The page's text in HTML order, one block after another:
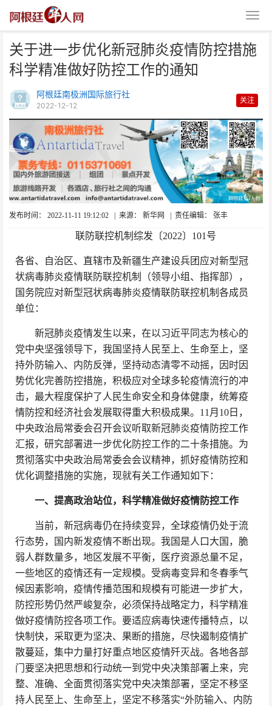
关于进一步优化新冠肺炎疫情防控措施
科学精准做好防控工作的通知
阿根廷南极洲国际旅行社
2022-12-12
关注
发布时间： 2022-11-11 19:12:02 来源： 新华网 责任编辑： 张丰
联防联控机制综发〔2022〕101号
各省、自治区、直辖市及新疆生产建设兵团应对新型冠
状病毒肺炎疫情联防联控机制（领导小组、指挥部），
国务院应对新型冠状病毒肺炎疫情联防联控机制各成员
单位：
新冠肺炎疫情发生以来，在以习近平同志为核心的
党中央坚强领导下，我国坚持人民至上、生命至上，坚
持外防输入、内防反弹，坚持动态清零不动摇，因时因
势优化完善防控措施，积极应对全球多轮疫情流行的冲
击，最大程度保护了人民生命安全和身体健康，统筹疫
情防控和经济社会发展取得重大积极成果。11月10日，
中央政治局常委会召开会议听取新冠肺炎疫情防控工作
汇报，研究部署进一步优化防控工作的二十条措施。为
贯彻落实中央政治局常委会会议精神，抓好疫情防控和
优化调整措施的实施，现就有关工作通知如下：
一、提高政治站位，科学精准做好疫情防控工作
当前，新冠病毒仍在持续变异，全球疫情仍处于流
行态势，国内新发疫情不断出现。我国是人口大国，脆
弱人群数量多，地区发展不平衡，医疗资源总量不足，
一些地区的疫情还有一定规模。受病毒变异和冬春季气
候因素影响，疫情传播范围和规模有可能进一步扩大，
防控形势仍然严峻复杂，必须保持战略定力，科学精准
做好疫情防控各项工作。要适应病毒快速传播特点，以
快制快，采取更为坚决、果断的措施，尽快遏制疫情扩
散蔓延，集中力量打好重点地区疫情歼灭战。各地各部
门要坚决把思想和行动统一到党中央决策部署上来，完
整、准确、全面贯彻落实党中央决策部署，坚定不移坚
持人民至上、生命至上，坚定不移落实“外防输入、内防
关于进一步优化新冠肺炎疫情防控
措施 科学精准做好防控